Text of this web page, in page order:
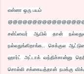
என்னா ஒரு பயம்
சன்ப்ளவர் ஆயில் தான்
நல்லதுங்கிறாங்க.. செக்குல
ஹார்ட் அட்டாக் வந்திச்சான்னு
சொல்லி சக்கையத்தான் நமக்கு